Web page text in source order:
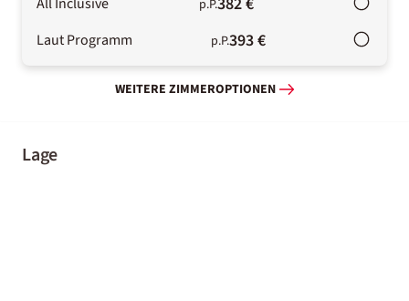
p.P.
Laut Programm p.P.393 €
WEITERE ZIMMEROPTIONEN
Lage